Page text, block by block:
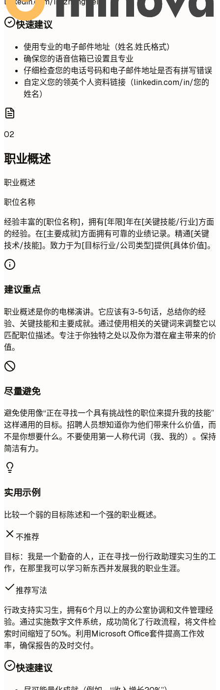
快速建议
使用专业的电子邮件地址（姓名.姓氏格式）
确保您的语音信箱已设置且专业
仔细检查您的电话号码和电子邮件地址是否有拼写错误
自定义您的领英个人资料链接（linkedin.com/in/您的
姓名）
02
职业概述
职业概述
职位名称
经验丰富的[职位名称]，拥有[年限]年在[关键技能/行业]方面
的经验。在[主要成就]方面拥有可靠的业绩记录。精通[关键
技术/技能]。致力于为[目标行业/公司类型]提供[具体价值]。
建议重点
职业概述是你的电梯演讲。它应该有3-5句话，总结你的经
验、关键技能和主要成就。通过使用相关的关键词来调整它以
匹配职位描述。专注于你独特之处以及你为潜在雇主带来的价
值。
尽量避免
避免使用像“正在寻找一个具有挑战性的职位来提升我的技能”
这样通用的目标。招聘人员想知道你为他们带来什么价值，而
不是你想要什么。不要使用第一人称代词（我、我的）。保持
简洁有力。
实用示例
比较一个弱的目标陈述和一个强的职业概述。
不推荐
目标：我是一个勤奋的人，正在寻找一份行政助理实习生的工
作，在那里我可以学习新东西并发展我的职业生涯。
推荐写法
行政支持实习生，拥有6个月以上的办公室协调和文件管理经
验。通过实施数字文件系统，成功简化了行政流程，将文件检
索时间缩短了50%。利用Microsoft Office套件提高工作效
率，确保报告的及时交付。
快速建议